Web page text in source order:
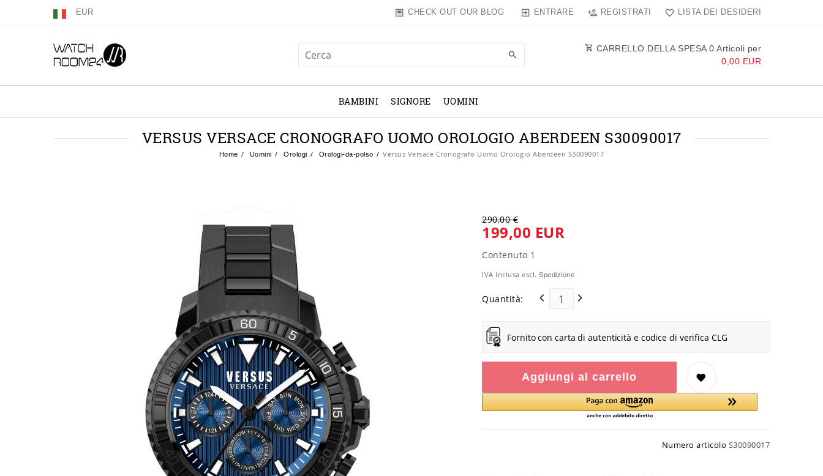
EUR CHECK OUT OUR BLOG ENTRARE REGISTRATI LISTA DEI DESIDERI
CARRELLO DELLA SPESA 0 Articoli per
0,00 EUR
BAMBINI SIGNORE UOMINI
VERSUS VERSACE CRONOGRAFO UOMO OROLOGIO ABERDEEN S30090017
Home Uomini Orologi Orologi-da-polso Versus Versace Cronografo Uomo Orologio Aberdeen S30090017
290,00 €
199,00 EUR
Contenuto 1
IVA inclusa escl. Spedizione
Quantità:
Fornito con carta di autenticità e codice di verifica CLG
Aggiungi al carrello
Numero articolo S30090017